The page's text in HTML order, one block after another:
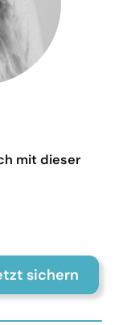
mit dieser
sichern